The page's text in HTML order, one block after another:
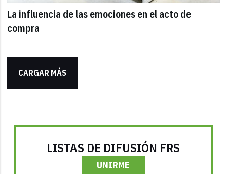
La influencia de las emociones en el acto de
compra
CARGAR MÁS
LISTAS DE DIFUSIÓN FRS
UNIRME